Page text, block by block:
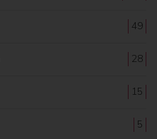
49
28
15
5